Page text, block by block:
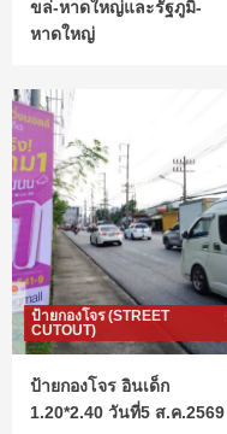
ขล่-หาดใหญ่และรัฐภูมิ-
หาดใหญ่
ป้ายกองโจร (STREET
CUTOUT)
ป้ายกองโจร อินเด็ก
1.20*2.40 วันที่5 ส.ค.2569